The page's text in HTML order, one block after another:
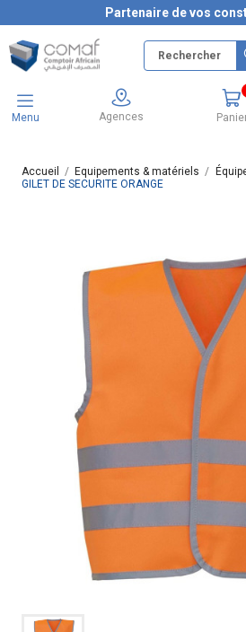
Partenaire de vos
Menu Agences
Accueil Equipements & matériels
GILET DE SECURITE ORANGE